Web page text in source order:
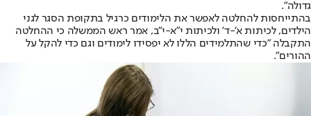
גדולה".
בהתייחסות להחלטה לאפשר את הלימודים כרגיל בתקופת הסגר לגני
הילדים, לכיתות א'-ד' ולכיתות י"א-י"ב, אמר ראש הממשלה כי ההחלטה
התקבלה "כדי שהתלמידים הללו לא יפסידו לימודים וגם כדי להקל על
ההורים".